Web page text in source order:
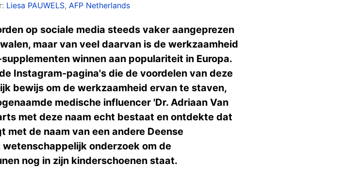
Liesa PAUWELS, AFP Netherlands
op sociale media steeds vaker aangeprezen
maar van veel daarvan is de werkzaamheid
winnen aan populariteit in Europa.
Instagram-pagina's die de voordelen van deze
bewijs om de werkzaamheid ervan te staven,
medische influencer 'Dr. Adriaan Van
met deze naam echt bestaat en ontdekte dat
de naam van een andere Deense
onderzoek om de
nog in zijn kinderschoenen staat.